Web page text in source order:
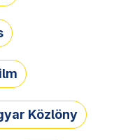
Közlöny